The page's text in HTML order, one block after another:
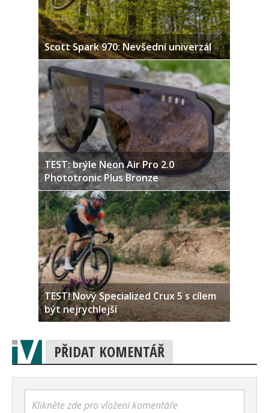
Scott Spark 970: Nevšední univerzál
TEST: brýle Neon Air Pro 2.0
Phototronic Plus Bronze
TEST! Nový Specialized Crux 5 s cílem
být nejrychlejší
PŘIDAT KOMENTÁŘ
Klikněte zde pro vložení komentáře